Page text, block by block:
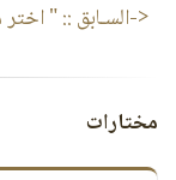
<-السـابق ::"
مختارات